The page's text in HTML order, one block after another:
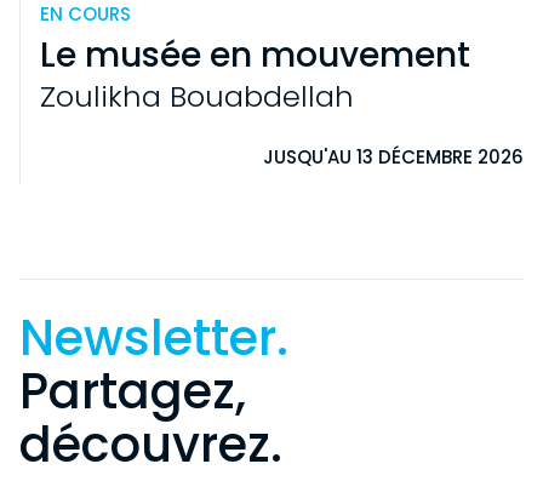
EN COURS
Le musée en mouvement
Zoulikha Bouabdellah
JUSQU'AU 13 DÉCEMBRE 2026
Newsletter.
Partagez,
découvrez.